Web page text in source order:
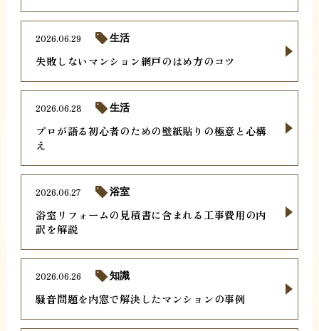
失敗しないマンション網戸のはめ方のコツ
2026.06.29 生活
プロが語る初心者のための壁紙貼りの極意と心構
え
2026.06.28 生活
浴室リフォームの見積書に含まれる工事費用の内
訳を解説
2026.06.27 浴室
騒音問題を内窓で解決したマンションの事例
2026.06.26 知識